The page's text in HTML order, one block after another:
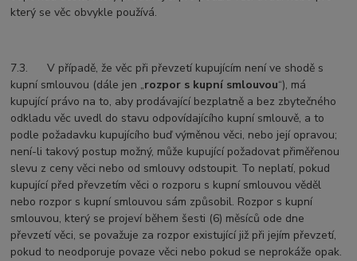
který se věc obvykle používá.
7.3. V případě, že věc při převzetí kupujícím není ve shodě s
kupní smlouvou (dále jen „rozpor s kupní smlouvou“), má
kupující právo na to, aby prodávající bezplatně a bez zbytečného
odkladu věc uvedl do stavu odpovídajícího kupní smlouvě, a to
podle požadavku kupujícího buď výměnou věci, nebo její opravou;
není-li takový postup možný, může kupující požadovat přiměřenou
slevu z ceny věci nebo od smlouvy odstoupit. To neplatí, pokud
kupující před převzetím věci o rozporu s kupní smlouvou věděl
nebo rozpor s kupní smlouvou sám způsobil. Rozpor s kupní
smlouvou, který se projeví během šesti (6) měsíců ode dne
převzetí věci, se považuje za rozpor existující již při jejím převzetí,
pokud to neodporuje povaze věci nebo pokud se neprokáže opak.